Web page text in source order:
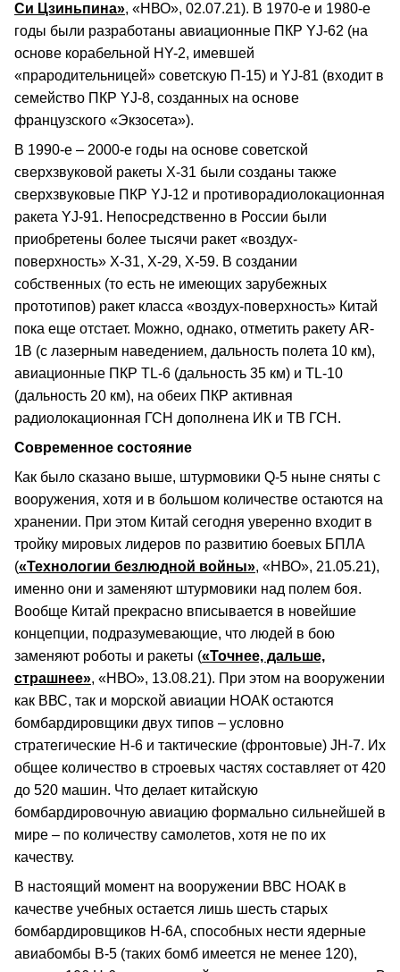
Си Цзиньпина», «НВО», 02.07.21). В 1970-е и 1980-е
годы были разработаны авиационные ПКР YJ-62 (на
основе корабельной HY-2, имевшей
«прародительницей» советскую П-15) и YJ-81 (входит в
семейство ПКР YJ-8, созданных на основе
французского «Экзосета»).
В 1990-е – 2000-е годы на основе советской
сверхзвуковой ракеты Х-31 были созданы также
сверхзвуковые ПКР YJ-12 и противорадиолокационная
ракета YJ-91. Непосредственно в России были
приобретены более тысячи ракет «воздух-
поверхность» Х-31, Х-29, Х-59. В создании
собственных (то есть не имеющих зарубежных
прототипов) ракет класса «воздух-поверхность» Китай
пока еще отстает. Можно, однако, отметить ракету АR-
1В (с лазерным наведением, дальность полета 10 км),
авиационные ПКР TL-6 (дальность 35 км) и TL-10
(дальность 20 км), на обеих ПКР активная
радиолокационная ГСН дополнена ИК и ТВ ГСН.
Современное состояние
Как было сказано выше, штурмовики Q-5 ныне сняты с
вооружения, хотя и в большом количестве остаются на
хранении. При этом Китай сегодня уверенно входит в
тройку мировых лидеров по развитию боевых БПЛА
(«Технологии безлюдной войны», «НВО», 21.05.21),
именно они и заменяют штурмовики над полем боя.
Вообще Китай прекрасно вписывается в новейшие
концепции, подразумевающие, что людей в бою
заменяют роботы и ракеты («Точнее, дальше,
страшнее», «НВО», 13.08.21). При этом на вооружении
как ВВС, так и морской авиации НОАК остаются
бомбардировщики двух типов – условно
стратегические Н-6 и тактические (фронтовые) JH-7. Их
общее количество в строевых частях составляет от 420
до 520 машин. Что делает китайскую
бомбардировочную авиацию формально сильнейшей в
мире – по количеству самолетов, хотя не по их
качеству.
В настоящий момент на вооружении ВВС НОАК в
качестве учебных остается лишь шесть старых
бомбардировщиков Н-6А, способных нести ядерные
авиабомбы В-5 (таких бомб имеется не менее 120),